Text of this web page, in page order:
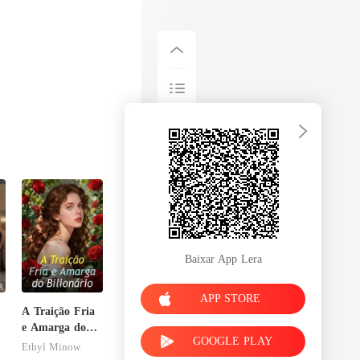
um homem
A Traição Fria
e Amarga do
Bilionário
Ethyl Minow
Baixar App Lera
APP STORE
GOOGLE PLAY